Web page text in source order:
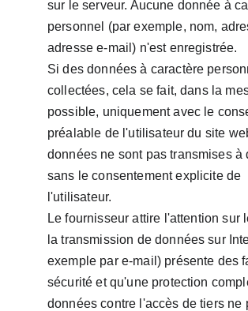
sur le serveur. Aucune donnée à
personnel (par exemple, nom,
adresse e-mail) n'est enregistrée.
Si des données à caractère
collectées, cela se fait, dans la
possible, uniquement avec le
préalable de l'utilisateur du site
données ne sont pas transmises à
sans le consentement explicite de
l'utilisateur.
Le fournisseur attire l'attention sur
la transmission de données sur
exemple par e-mail) présente des
sécurité et qu'une protection
données contre l'accès de tiers ne